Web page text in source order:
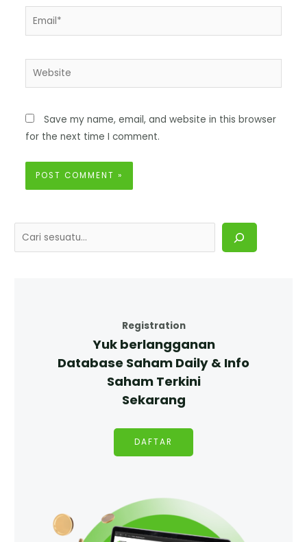
Save my name, email, and website in this browser
for the next time I comment.
Registration
Yuk berlangganan
Database Saham Daily & Info
Saham Terkini
Sekarang
DAFTAR